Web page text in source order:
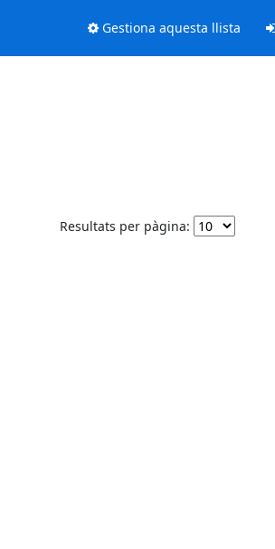
Gestiona aquesta llista
Resultats per pàgina: